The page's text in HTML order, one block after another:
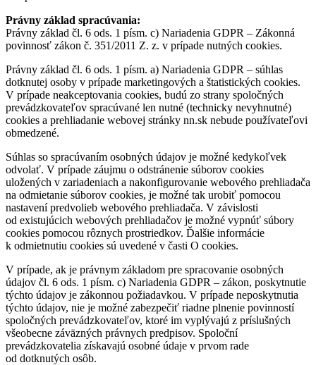
Právny základ spracúvania:
Právny základ čl. 6 ods. 1 písm. c) Nariadenia GDPR – Zákonná
povinnosť zákon č. 351/2011 Z. z. v prípade nutných cookies.
Právny základ čl. 6 ods. 1 písm. a) Nariadenia GDPR – súhlas
dotknutej osoby v prípade marketingových a štatistických cookies.
V prípade neakceptovania cookies, budú zo strany spoločných
prevádzkovateľov spracúvané len nutné (technicky nevyhnutné)
cookies a prehliadanie webovej stránky nn.sk nebude používateľovi
obmedzené.
Súhlas so spracúvaním osobných údajov je možné kedykoľvek
odvolať. V prípade záujmu o odstránenie súborov cookies
uložených v zariadeniach a nakonfigurovanie webového prehliadača
na odmietanie súborov cookies, je možné tak urobiť pomocou
nastavení predvolieb webového prehliadača. V závislosti
od existujúcich webových prehliadačov je možné vypnúť súbory
cookies pomocou rôznych prostriedkov. Ďalšie informácie
k odmietnutiu cookies sú uvedené v časti O cookies.
V prípade, ak je právnym základom pre spracovanie osobných
údajov čl. 6 ods. 1 písm. c) Nariadenia GDPR – zákon, poskytnutie
týchto údajov je zákonnou požiadavkou. V prípade neposkytnutia
týchto údajov, nie je možné zabezpečiť riadne plnenie povinností
spoločných prevádzkovateľov, ktoré im vyplývajú z príslušných
všeobecne záväzných právnych predpisov. Spoloční
prevádzkovatelia získavajú osobné údaje v prvom rade
od dotknutých osôb.